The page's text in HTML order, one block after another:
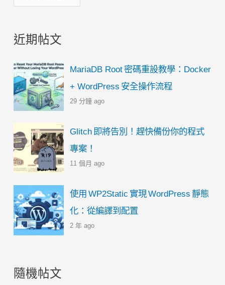
擇
言
近期帖文
MariaDB Root 密碼重設教學：Docker
+ WordPress 安全操作流程
29 分鐘 ago
Glitch 即將告別！趕快備份你的程式
專案！
11 個月 ago
使用 WP2Static 實現 WordPress 靜態
化：從編譯到配置
2 年 ago
隨機帖文